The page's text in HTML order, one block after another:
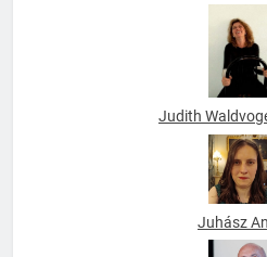
Judith
Juhász